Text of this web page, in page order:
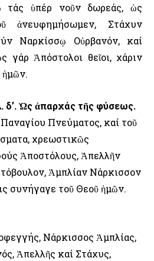
τάς ὑπέρ νοῦν δωρεάς, ὡς
ἀνευφημήσωμεν, Στάχυν
Ναρκίσσῳ Οὐρβανόν, καί
γάρ Ἀπόστολοι θεῖοι, χάριν
ἡμῶν.
Ὡς ἀπαρχάς τῆς φύσεως.
Παναγίου Πνεύματος, καί τοῦ
χρεωστικῶς
Ἀποστόλους, Ἀπελλῆν
Ἀμπλίαν Νάρκισσον
συνήγαγε τοῦ Θεοῦ ἡμῶν.
Νάρκισσος Ἀμπλίας,
Ἀπελλῆς καί Στάχυς,